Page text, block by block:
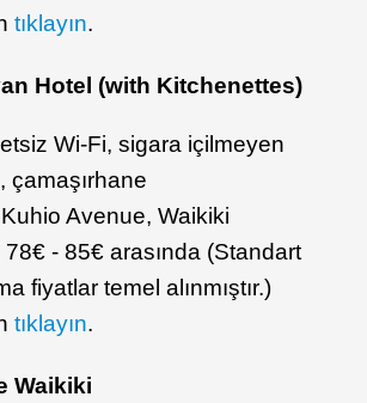
tıklayın.
Hotel (with Kitchenettes)
Wi-Fi, sigara içilmeyen
çamaşırhane
Avenue, Waikiki
- 85€ arasında (Standart
fiyatlar temel alınmıştır.)
tıklayın.
Waikiki